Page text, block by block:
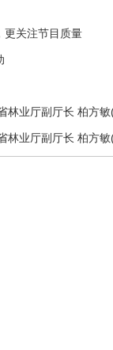
更关注节目质量
林业厅副厅长 柏方
林业厅副厅长 柏方